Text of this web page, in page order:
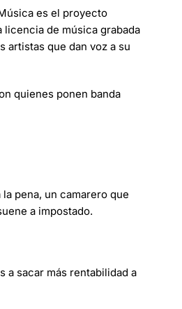
es el proyecto
licencia de música grabada
artistas que dan voz a su
quienes ponen banda
pena, un camarero que
a impostado.
a sacar más rentabilidad a